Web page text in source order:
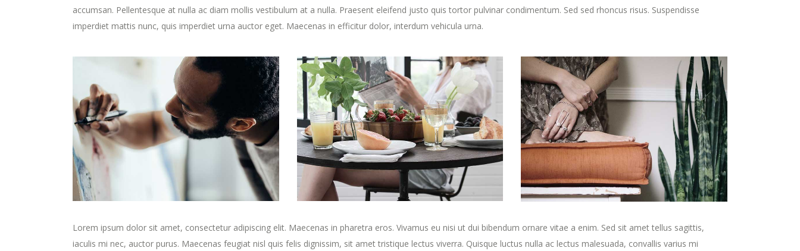
accumsan. Pellentesque at nulla ac diam mollis vestibulum at a nulla. Praesent eleifend justo quis tortor pulvinar condimentum. Sed sed rhoncus risus. Suspendisse
imperdiet mattis nunc, quis imperdiet urna auctor eget. Maecenas in efficitur dolor, interdum vehicula urna.
Lorem ipsum dolor sit amet, consectetur adipiscing elit. Maecenas in pharetra eros. Vivamus eu nisi ut dui bibendum ornare vitae a enim. Sed sit amet tellus sagittis,
iaculis mi nec, auctor purus. Maecenas feugiat nisl quis felis dignissim, sit amet tristique lectus viverra. Quisque luctus nulla ac lectus malesuada, convallis varius mi